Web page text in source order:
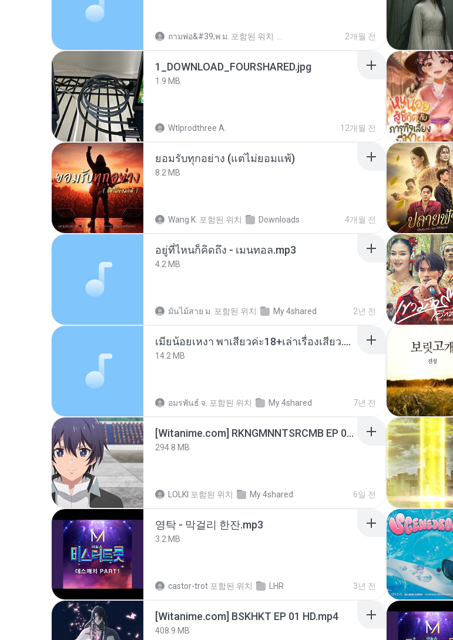
ถามพ่อ&#39;พ ม. 포함된 위치 2개월 전
1_DOWNLOAD_FOURSHARED.jpg
1.9 MB
Wtlprodthree A. 12개월 전
ยอมรับทุกอย่าง (แต่ไม่ยอมแพ้)
8.2 MB
Wang K. 포함된 위치 Downloads 4개월 전
อยู่ที่ไหนก็คิดถึง - เมนทอล.mp3
4.2 MB
มันไม้สาย ม. 포함된 위치 My 4shared 2년 전
เมียน้อยเหงา พาเสียวค่ะ18+เล่าเรื่องเสียว.mp3
14.2 MB
อมรพันธ์ จ. 포함된 위치 My 4shared 7년 전
[Witanime.com] RKNGMNNTSRCMB EP 06 HD.mp4
294.8 MB
LOLKI 포함된 위치 My 4shared 6일 전
영탁 - 막걸리 한잔.mp3
3.2 MB
castor-trot 포함된 위치 LHR 3년 전
[Witanime.com] BSKHKT EP 01 HD.mp4
408.9 MB